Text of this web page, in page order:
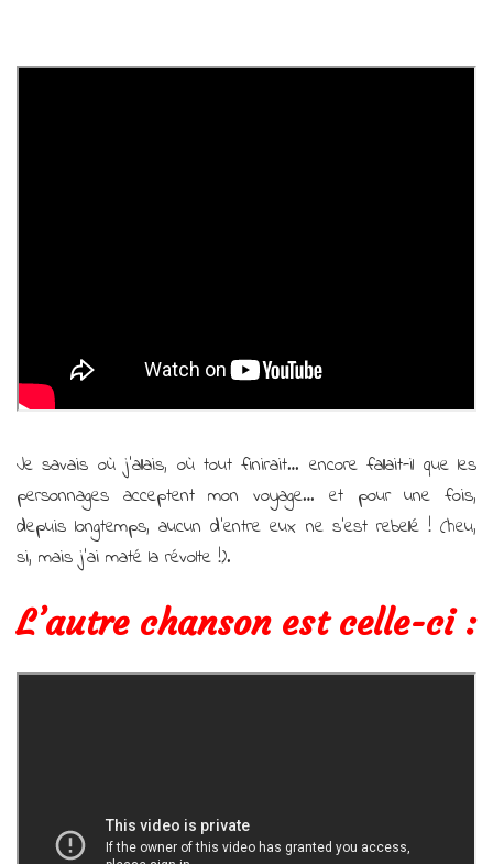
Je savais où j’allais, où tout finirait… encore fallait-il que les
personnages acceptent mon voyage… et pour une fois,
depuis longtemps, aucun d’entre eux ne s’est rebellé ! (heu,
si, mais j’ai maté la révolte !).
L’autre chanson est celle-ci :